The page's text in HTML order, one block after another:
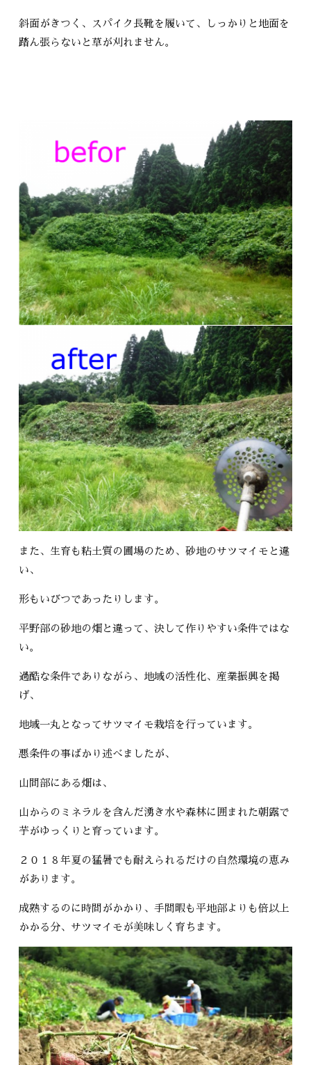
斜面がきつく、スパイク長靴を履いて、しっかりと地面を
踏ん張らないと草が刈れません。
また、生育も粘土質の圃場のため、砂地のサツマイモと違
い、
形もいびつであったりします。
平野部の砂地の畑と違って、決して作りやすい条件ではな
い。
過酷な条件でありながら、地域の活性化、産業振興を掲
げ、
地域一丸となってサツマイモ栽培を行っています。
悪条件の事ばかり述べましたが、
山間部にある畑は、
山からのミネラルを含んだ湧き水や森林に囲まれた朝露で
芋がゆっくりと育っています。
２０１８年夏の猛暑でも耐えられるだけの自然環境の恵み
があります。
成熟するのに時間がかかり、手間暇も平地部よりも倍以上
かかる分、サツマイモが美味しく育ちます。